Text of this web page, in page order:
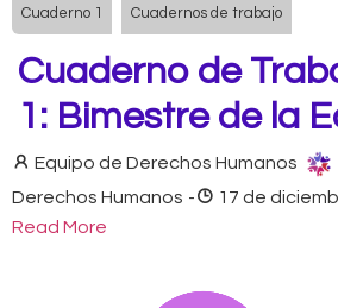
Cuaderno 1 Cuadernos de trabajo
Cuaderno de
1: Bimestre de la
Equipo de Derechos Humanos
Derechos Humanos - 17 de
Read More